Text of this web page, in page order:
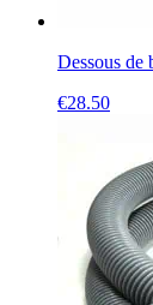
Dessous de
€28.50